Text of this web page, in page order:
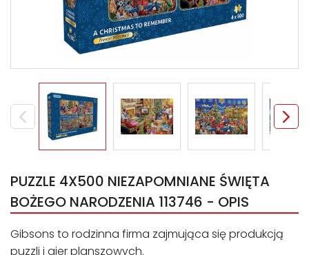
PUZZLE 4X500 NIEZAPOMNIANE ŚWIĘTA
BOŻEGO NARODZENIA 113746 - OPIS
Gibsons to rodzinna firma zajmująca się produkcją
puzzli i gier planszowych.